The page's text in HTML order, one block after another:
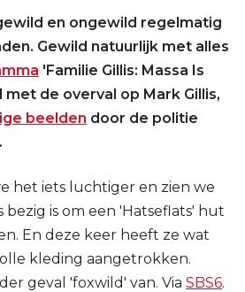
en ongewild regelmatig
Gewild natuurlijk met alles
'Familie Gillis: Massa Is
met de overval op Mark Gillis,
beelden door de politie
het iets luchtiger en zien we
bezig is om een 'Hatseflats' hut
En deze keer heeft ze wat
kleding aangetrokken.
geval 'foxwild' van. Via SBS6.